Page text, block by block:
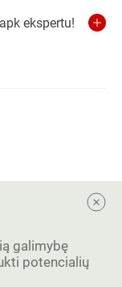
ekspertu!
galimybę
potencialių